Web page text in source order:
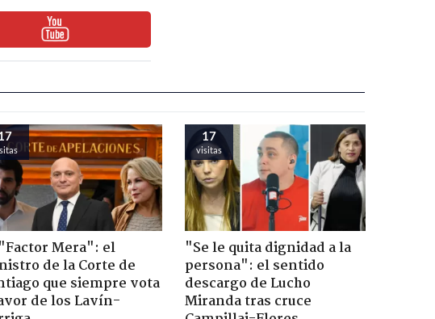
Mera": el
de la Corte de
que siempre vota
de los Lavín-
17
visitas
"Se le quita dignidad a la
persona": el sentido
descargo de Lucho
Miranda tras cruce